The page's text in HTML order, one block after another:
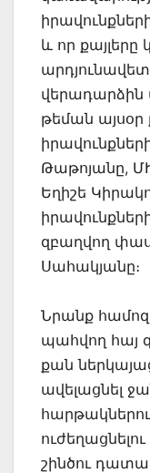
և որ քայլերը
թեման այսօր
Թաթոյանը,
Եղիշե
զբաղվող
Սահակյանը։
Նրանք
պահվող հայ
քան
ավելացնել
շինծու